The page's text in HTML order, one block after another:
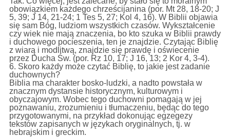
obowiązkiem każdego chrześcijanina (por. Mt 28, 18-20; J
5, 39; J 14, 21-24; 1 Tes 5, 27; Kol 4, 16). W Biblii objawia
się sam Bóg, ludziom wszystkich czasów. Wykształcenie
czy wiek nie mają znaczenia, bo kto szuka w Biblii prawdy
i duchowego pocieszenia, ten je znajdzie. Czytając Biblię
z wiarą i modlitwą, znajdzie się prawdę i oświecenie
przez Ducha Św. (por. Rz 10, 17; J 16, 13; 2 Kor 4, 3-4).
6. Skoro każdy może czytać Biblię, to jakie jest zadanie
duchownych?
Biblia ma charakter bosko-ludzki, a nadto powstała w
znacznym dystansie historycznym, kulturowym i
obyczajowym. Wobec tego duchowni pomagają w jej
poznawaniu, zrozumieniu i tłumaczeniu, będąc do tego
przygotowanymi, na przykład dokonując egzegezy
tekstów zapisanych w językach oryginalnych, tj. w
hebrajskim i greckim.